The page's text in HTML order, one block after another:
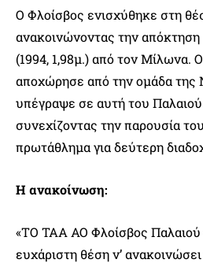
Ο Φλοίσβος ενισχύθηκε στη
ανακοινώνοντας την απόκτηση
(1994, 1,98μ.) από τον Μίλωνα.
αποχώρησε από την ομάδα της
υπέγραψε σε αυτή του
συνεχίζοντας την παρουσία
πρωτάθλημα για δεύτερη
Η ανακοίνωση:
«ΤΟ ΤΑΑ ΑΟ Φλοίσβος Παλαιού
ευχάριστη θέση ν’